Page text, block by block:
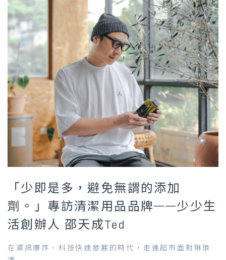
「少即是多，避免無謂的添加
劑。」專訪清潔用品品牌——少少生
活創辦人 邵天成Ted
在資訊爆炸、科技快速發展的時代，走進超市面對琳琅